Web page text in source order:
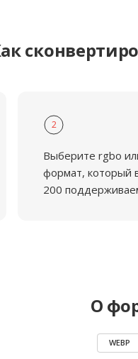
2
Выберите rgbo
формат, который
200
О
WEBP